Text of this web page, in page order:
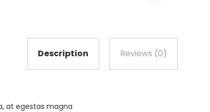
Description Reviews (0)
at egestas magna